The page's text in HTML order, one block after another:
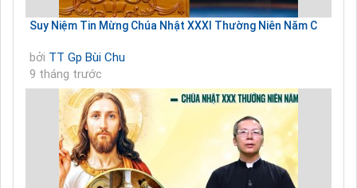
Suy Niệm Tin Mừng Chúa Nhật XXXI Thường Niên Năm C
bởi TT Gp Bùi Chu
9 tháng trước